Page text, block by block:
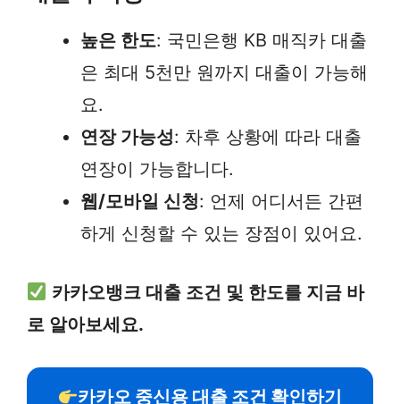
높은 한도: 국민은행 KB 매직카 대출
은 최대 5천만 원까지 대출이 가능해
요.
연장 가능성: 차후 상황에 따라 대출
연장이 가능합니다.
웹/모바일 신청: 언제 어디서든 간편
하게 신청할 수 있는 장점이 있어요.
카카오뱅크 대출 조건 및 한도를 지금 바
로 알아보세요.
카카오 중신용 대출 조건 확인하기